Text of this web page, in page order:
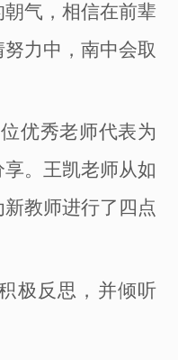
朝气 ， 相信在前辈
努力中 ， 南中会取
优秀老师代表为
。王凯老师从如
教师进行了四点
极反思，并倾听